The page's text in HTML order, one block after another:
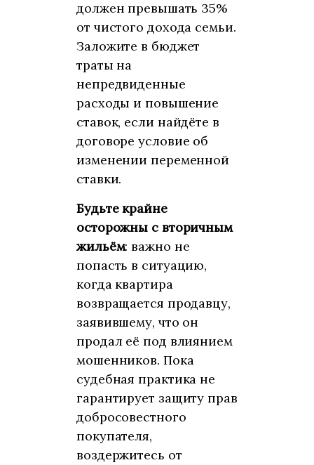
должен превышать 35%
от чистого дохода семьи.
Заложите в бюджет
траты на
непредвиденные
расходы и повышение
ставок, если найдёте в
договоре условие об
изменении переменной
ставки.
Будьте крайне
осторожны с вторичным
жильём: важно не
попасть в ситуацию,
когда квартира
возвращается продавцу,
заявившему, что он
продал её под влиянием
мошенников. Пока
судебная практика не
гарантирует защиту прав
добросовестного
покупателя,
воздержитесь от